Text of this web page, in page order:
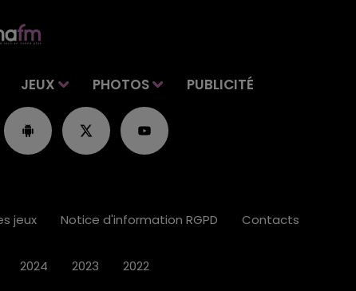
JEUX PHOTOS PUBLICITÉ
jeux Notice d'information RGPD Contacts
2024 2023 2022